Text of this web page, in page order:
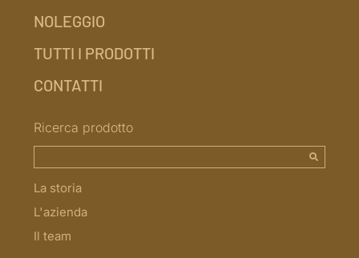
NOLEGGIO
TUTTI I PRODOTTI
CONTATTI
Ricerca prodotto
La storia
L'azienda
Il team